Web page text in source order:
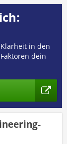
in den
dein